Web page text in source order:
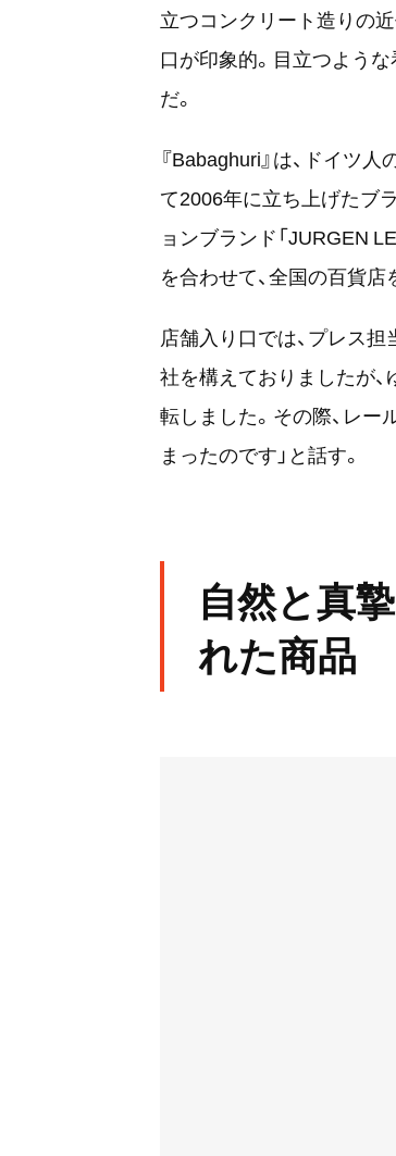
立つコンクリート造りの
口が印象的。目立つよう
だ。
『Babaghuri』は、ドイツ
て2006年に立ち上げたブ
ョンブランド「JURGEN
を合わせて、全国の百貨
店舗入り口では、プレス
社を構えておりましたが
転しました。その際、レー
まったのです」と話す。
自然と真
れた商品